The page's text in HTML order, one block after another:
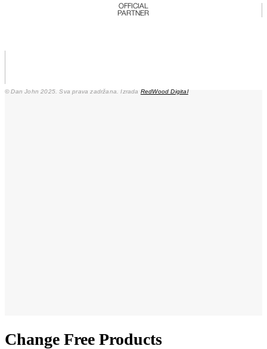
OFFICIAL
PARTNER
© Dan John 2025. Sva prava zadržana. Izrada RedWood Digital
Change Free Products